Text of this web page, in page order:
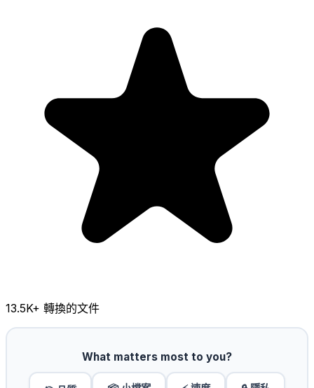
13.5K+ 轉換的文件
What matters most to you?